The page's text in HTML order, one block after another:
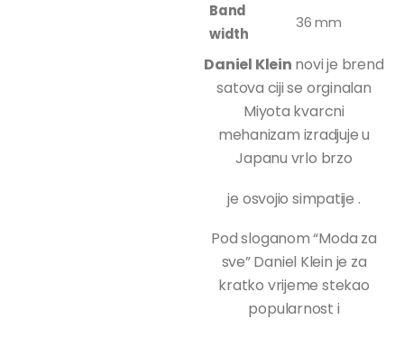
Band
width
36 mm
Daniel Klein novi je brend
satova ciji se orginalan
Miyota kvarcni
mehanizam izradjuje u
Japanu vrlo brzo
je osvojio simpatije .
Pod sloganom “Moda za
sve” Daniel Klein je za
kratko vrijeme stekao
popularnost i